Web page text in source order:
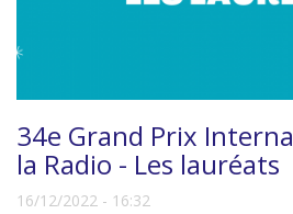
34e Grand Prix
la Radio - Les lauréats
16/12/2022 - 16:32